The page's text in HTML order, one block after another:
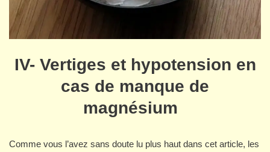
IV- Vertiges et hypotension en
cas de manque de
magnésium
Comme vous l’avez sans doute lu plus haut dans cet article, les